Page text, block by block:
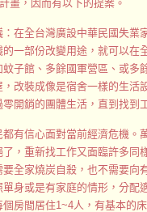
畫，因而有以下的提案。
在全台灣廣設中華民國失業
一部份改變用途，就可以在
蚊子館、多餘國軍營區、或
改裝成像是宿舍一樣的生活
開銷的團體生活，直到找到
有信心面對當前經濟危機。
，重新找工作又面臨許多同
全家燒炭自殺，也不需要向
身或是有家庭的情形，分配
房間居住1~4人，有基本的